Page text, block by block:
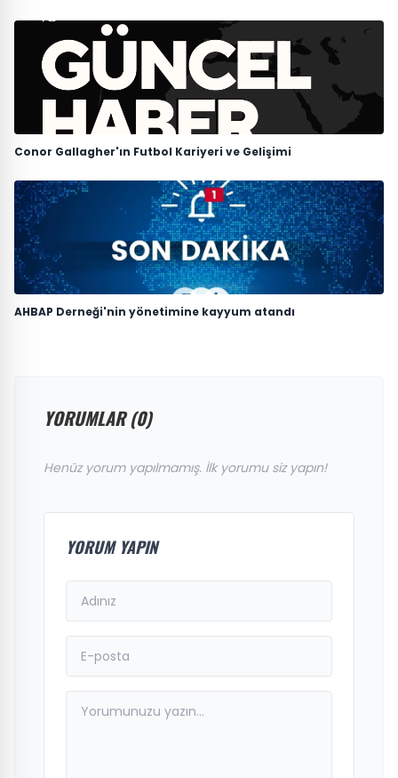
Conor Gallagher'ın Futbol Kariyeri ve Gelişimi
AHBAP Derneği'nin yönetimine kayyum atandı
YORUMLAR (0)
Henüz yorum yapılmamış. İlk yorumu siz yapın!
YORUM YAPIN